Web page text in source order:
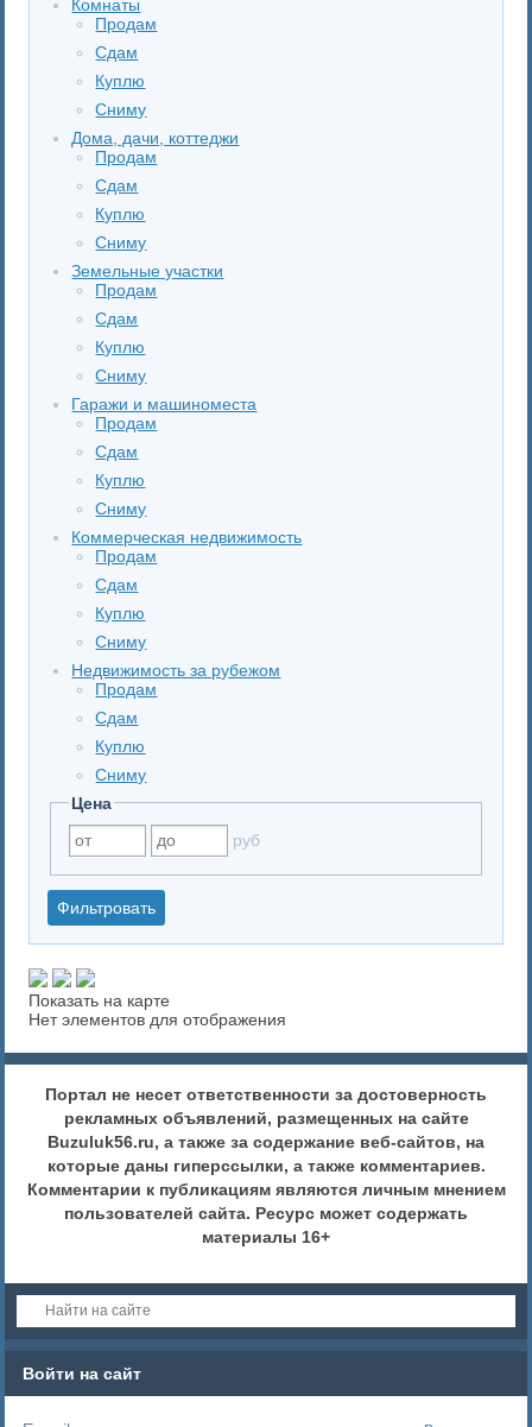
Комнаты
Продам
Сдам
Куплю
Сниму
Дома, дачи, коттеджи
Продам
Сдам
Куплю
Сниму
Земельные участки
Продам
Сдам
Куплю
Сниму
Гаражи и машиноместа
Продам
Сдам
Куплю
Сниму
Коммерческая недвижимость
Продам
Сдам
Куплю
Сниму
Недвижимость за рубежом
Продам
Сдам
Куплю
Сниму
Цена
руб
Показать на карте
Нет элементов для отображения
Портал не несет ответственности за достоверность
рекламных объявлений, размещенных на сайте
Buzuluk56.ru, а также за содержание веб-сайтов, на
которые даны гиперссылки, а также комментариев.
Комментарии к публикациям являются личным мнением
пользователей сайта. Ресурс может содержать
материалы 16+
Войти на сайт